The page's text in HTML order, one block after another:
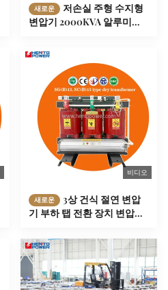
새로운
저손실 주형 수지형
변압기 2000KVA 알루미늄
비디오
새로운
3상 건식 절연 변압
기 부하 탭 전환 장치 변압기